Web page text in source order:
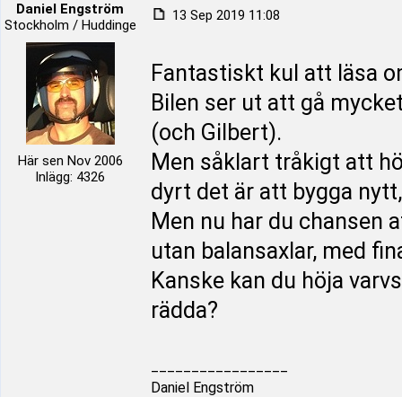
Daniel Engström
Stockholm / Huddinge
Här sen Nov 2006
Inlägg: 4326
13 Sep 2019 11:08
Fantastiskt kul att läsa
Bilen ser ut att gå
(och Gilbert).
Men såklart tråkigt att
dyrt det är att bygga
Men nu har du chansen
utan balansaxlar, med
Kanske kan du höja
rädda?
Daniel Engström